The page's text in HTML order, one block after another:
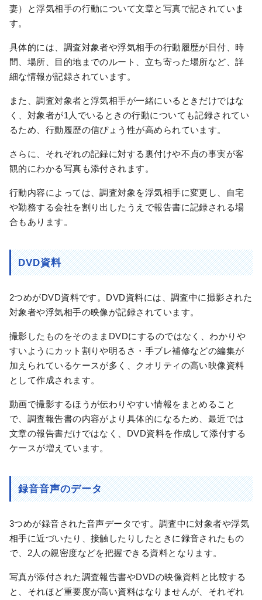
妻）と浮気相手の行動について文章と写真で記されていま
す。
具体的には、調査対象者や浮気相手の行動履歴が日付、時
間、場所、目的地までのルート、立ち寄った場所など、詳
細な情報が記録されています。
また、調査対象者と浮気相手が一緒にいるときだけではな
く、対象者が1人でいるときの行動についても記録されてい
るため、行動履歴の信ぴょう性が高められています。
さらに、それぞれの記録に対する裏付けや不貞の事実が客
観的にわかる写真も添付されます。
行動内容によっては、調査対象を浮気相手に変更し、自宅
や勤務する会社を割り出したうえで報告書に記録される場
合もあります。
DVD資料
2つめがDVD資料です。DVD資料には、調査中に撮影された
対象者や浮気相手の映像が記録されています。
撮影したものをそのままDVDにするのではなく、わかりや
すいようにカット割りや明るさ・手ブレ補修などの編集が
加えられているケースが多く、クオリティの高い映像資料
として作成されます。
動画で撮影するほうが伝わりやすい情報をまとめること
で、調査報告書の内容がより具体的になるため、最近では
文章の報告書だけではなく、DVD資料を作成して添付する
ケースが増えています。
録音音声のデータ
3つめが録音された音声データです。調査中に対象者や浮気
相手に近づいたり、接触したりしたときに録音されたもの
で、2人の親密度などを把握できる資料となります。
写真が添付された調査報告書やDVDの映像資料と比較する
と、それほど重要度が高い資料はなりませんが、それぞれ